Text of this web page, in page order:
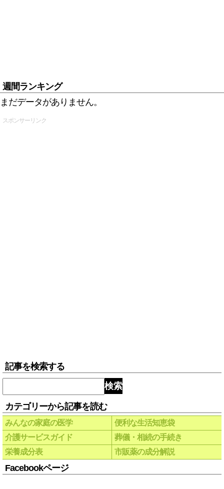
週間ランキング
まだデータがありません。
スポンサーリンク
記事を検索する
検索
カテゴリーから記事を読む
みんなの家庭の医学
便利な生活知恵袋
介護サービスガイド
葬儀・相続の手続き
栄養成分表
市販薬の成分解説
Facebookページ